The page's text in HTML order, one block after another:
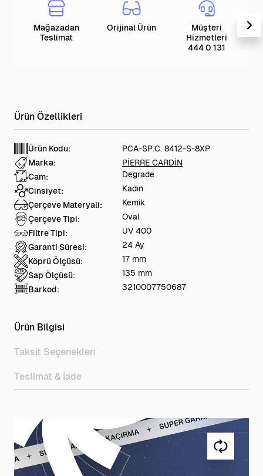
Mağazadan
Teslimat
Orijinal Ürün
Müşteri
Hizmetleri
444 0 131
Ürün Kodu:
PCA-SP.C. 8412-S-8XP
Marka:
PİERRE CARDİN
Cam:
Degrade
Cinsiyet:
Kadın
Çerçeve Materyali:
Kemik
Çerçeve Tipi:
Oval
Filtre Tipi:
UV 400
Garanti Süresi:
24 Ay
Köprü Ölçüsü:
17 mm
Sap Ölçüsü:
135 mm
Barkod:
3210007750687
Ürün Bilgisi
Taksit Seçenekleri
Teslimat & İade